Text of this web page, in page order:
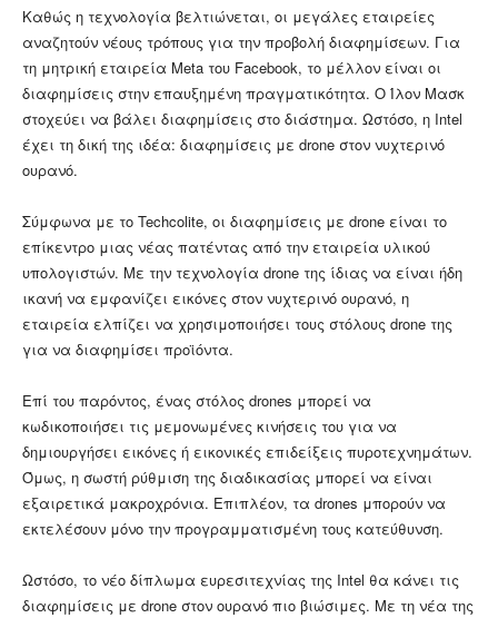
Καθώς η τεχνολογία βελτιώνεται, οι μεγάλες εταιρείες
αναζητούν νέους τρόπους για την προβολή διαφημίσεων. Για
τη μητρική εταιρεία Meta του Facebook, το μέλλον είναι οι
διαφημίσεις στην επαυξημένη πραγματικότητα. Ο Ίλον Μασκ
στοχεύει να βάλει διαφημίσεις στο διάστημα. Ωστόσο, η Intel
έχει τη δική της ιδέα: διαφημίσεις με drone στον νυχτερινό
ουρανό.
Σύμφωνα με το Techcolite, οι διαφημίσεις με drone είναι το
επίκεντρο μιας νέας πατέντας από την εταιρεία υλικού
υπολογιστών. Με την τεχνολογία drone της ίδιας να είναι ήδη
ικανή να εμφανίζει εικόνες στον νυχτερινό ουρανό, η
εταιρεία ελπίζει να χρησιμοποιήσει τους στόλους drone της
για να διαφημίσει προϊόντα.
Επί του παρόντος, ένας στόλος drones μπορεί να
κωδικοποιήσει τις μεμονωμένες κινήσεις του για να
δημιουργήσει εικόνες ή εικονικές επιδείξεις πυροτεχνημάτων.
Όμως, η σωστή ρύθμιση της διαδικασίας μπορεί να είναι
εξαιρετικά μακροχρόνια. Επιπλέον, τα drones μπορούν να
εκτελέσουν μόνο την προγραμματισμένη τους κατεύθυνση.
Ωστόσο, το νέο δίπλωμα ευρεσιτεχνίας της Intel θα κάνει τις
διαφημίσεις με drone στον ουρανό πιο βιώσιμες. Με τη νέα της